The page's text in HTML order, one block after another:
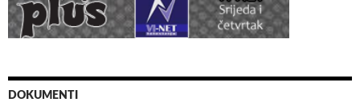
DOKUMENTI